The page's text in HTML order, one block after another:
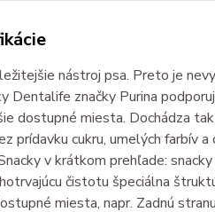
nástroj psa. Preto je
Dentalife značky Purina
dostupné miesta. Dochádza
prídavku cukru, umelých farbív
v krátkom prehľade:
čistotu špeciálna
miesta, napr. Zadnú